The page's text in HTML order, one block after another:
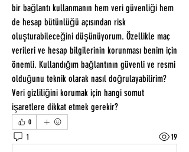
bir bağlantı kullanmanın hem veri güvenliği hem
de hesap bütünlüğü açısından risk
oluşturabileceğini düşünüyorum. Özellikle maç
verileri ve hesap bilgilerinin korunması benim için
önemli. Kullandığım bağlantının güvenli ve resmi
olduğunu teknik olarak nasıl doğrulayabilirim?
Veri gizliliğini korumak için hangi somut
işaretlere dikkat etmek gerekir?
0
1 19